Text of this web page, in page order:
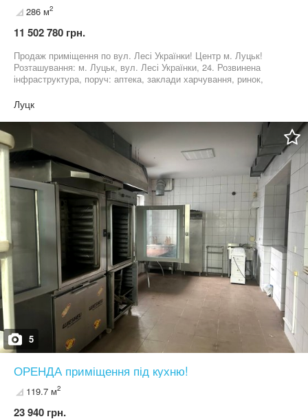
286 м2
11 502 780 грн.
Продаж приміщення по вул. Лесі Українки! Центр м. Луцьк!
Розташування: м. Луцьк, вул. Лесі Українки, 24. Розвинена
інфраструктура, поруч: аптека, заклади харчування, ринок,
автомобільний, пішохідний трафік. Зручна транспортна
розв'язка. Фасадне приміщення. Характеристики: - площа: 286,6
кв.м. - комбіноване планування - підвальний поверх, - висота
стелі: 280см. - цілодобовий доступ до приміщення, - окремий,
фасадний вхід, - санвузол, - можливість розміщення рекламної
вивіски на фасаді, - зроблена гідроізоляція, відмостка.
Комунікації: - електроенергія: лічильник, - е-потужність 30кВт, -
централізоване опаленння, встановлений лічильник, -
водопостачання, - вентиляція. У самому серці міста - місце для
Вашого успіху! Локація, яку бачать всі! Вартість продажу - 257
000$. Менеджер об'єкту Іванна Абрамович 050 341 33 82
Луцк
5
ОРЕНДА приміщення під кухню!
119.7 м2
23 940 грн.